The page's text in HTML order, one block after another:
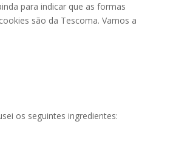
para indicar que as formas
são da Tescoma. Vamos a
os seguintes ingredientes: